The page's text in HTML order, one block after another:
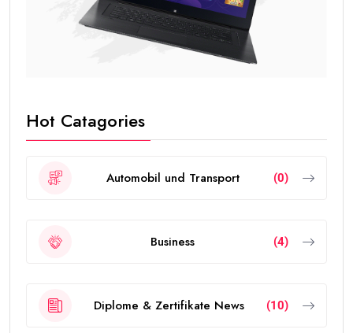
Hot Catagories
Automobil und Transport (0)
Business (4)
Diplome & Zertifikate News (10)